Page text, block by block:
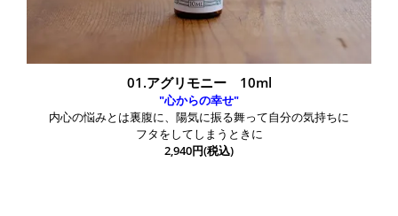
01.アグリモニー 10ml
"心からの幸せ"
内心の悩みとは裏腹に、陽気に振る舞って自分の気持ちに
フタをしてしまうときに
2,940円(税込)